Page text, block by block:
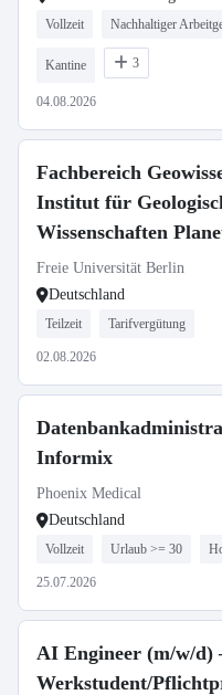
Vollzeit Nachhaltiger
Kantine 3
04.08.2026
Fachbereich
Institut für
Wissenschaften
SFB 1759
Freie Universität Berlin
Deutschland
Teilzeit Tarifvergütung
02.08.2026
Informix
Phoenix Medical
Deutschland
Vollzeit Urlaub >= 30
25.07.2026
AI Engineer (m/w/d)
Werkstudent/